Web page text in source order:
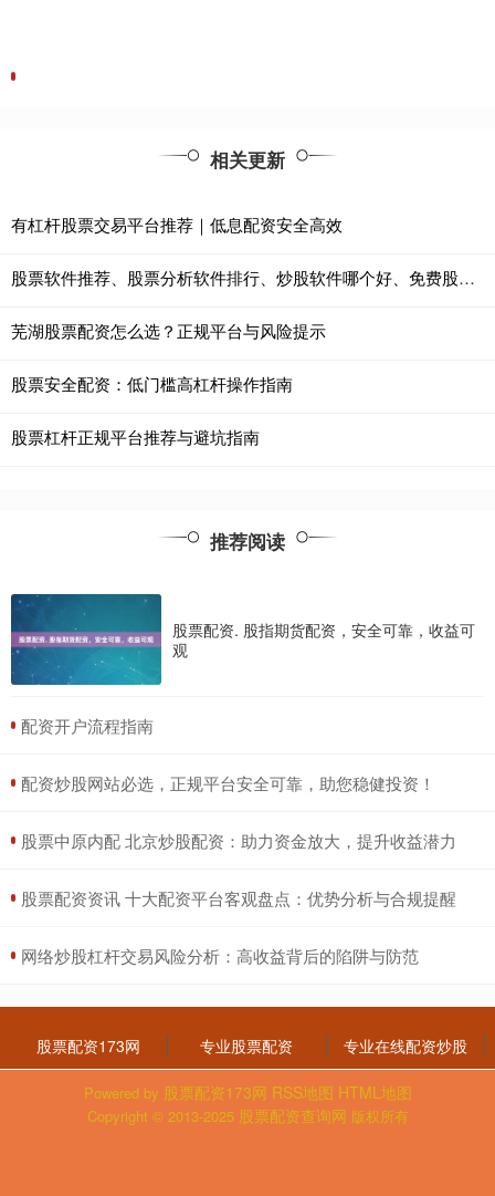
相关更新
有杠杆股票交易平台推荐｜低息配资安全高效
股票软件推荐、股票分析软件排行、炒股软件哪个好、免费股票软件
芜湖股票配资怎么选？正规平台与风险提示
股票安全配资：低门槛高杠杆操作指南
股票杠杆正规平台推荐与避坑指南
推荐阅读
股票配资. 股指期货配资，安全可靠，收益可
观
​配资开户流程指南
​配资炒股网站必选，正规平台安全可靠，助您稳健投资！
​股票中原内配 北京炒股配资：助力资金放大，提升收益潜力
​股票配资资讯 十大配资平台客观盘点：优势分析与合规提醒
​网络炒股杠杆交易风险分析：高收益背后的陷阱与防范
股票配资173网 专业股票配资 专业在线配资炒股
Powered by 股票配资173网 RSS地图 HTML地图
Copyright © 2013-2025 股票配资查询网 版权所有